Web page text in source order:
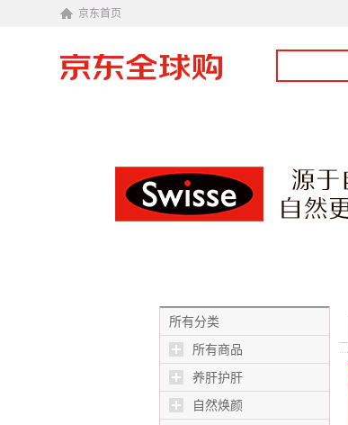
京东首页
所有分类
所有商品
养肝护肝
自然焕颜